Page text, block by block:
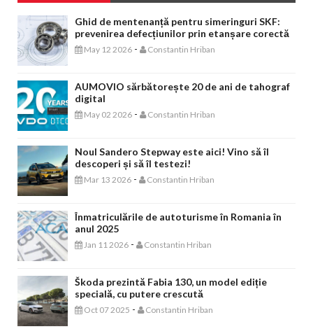
Ghid de mentenanță pentru simeringuri SKF:
prevenirea defecțiunilor prin etanșare corectă
May 12 2026 - Constantin Hriban
AUMOVIO sărbătorește 20 de ani de tahograf
digital
May 02 2026 - Constantin Hriban
Noul Sandero Stepway este aici! Vino să îl
descoperi și să îl testezi!
Mar 13 2026 - Constantin Hriban
Înmatriculările de autoturisme în Romania în
anul 2025
Jan 11 2026 - Constantin Hriban
Škoda prezintă Fabia 130, un model ediție
specială, cu putere crescută
Oct 07 2025 - Constantin Hriban